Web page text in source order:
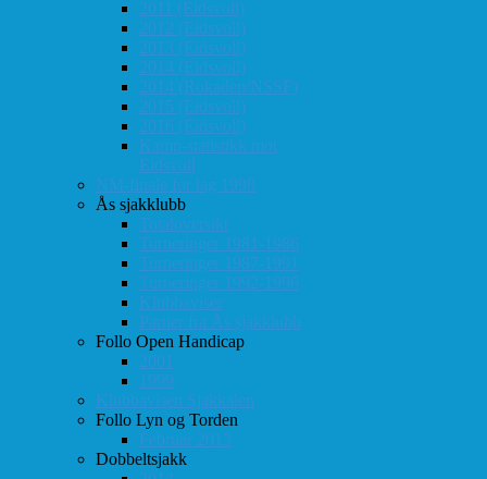
2011 (Eidsvoll)
2012 (Eidsvoll)
2013 (Eidsvoll)
2014 (Eidsvoll)
2014 (Rokaden/NSSF)
2015 (Eidsvoll)
2016 (Eidsvoll)
Kamp-statistikk mot
Eidsvoll
NM-finale for lag 1998
Ås sjakklubb
Totaloversikt
Turneringer 1981-1986
Turneringer 1987-1991
Turneringer 1992-1996
Klubbaviser
Partier fra Ås sjakklubb
Follo Open Handicap
2001
1999
Klubbavisen Sjakkalen
Follo Lyn og Torden
Februar 2013
Dobbeltsjakk